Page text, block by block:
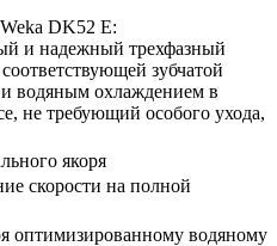
DK52 E:
и надежный трехфазный
зубчатой
водяным охлаждением в
не требующий особого ухода,
якоря
скорости на полной
оптимизированному водяному